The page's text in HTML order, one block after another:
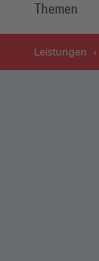
Themen
Leistungen